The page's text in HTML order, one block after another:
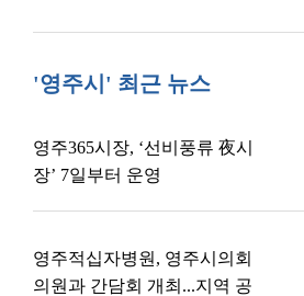
'영주시' 최근 뉴스
영주365시장, ‘선비풍류 夜시
장’ 7일부터 운영
영주적십자병원, 영주시의회
의원과 간담회 개최...지역 공